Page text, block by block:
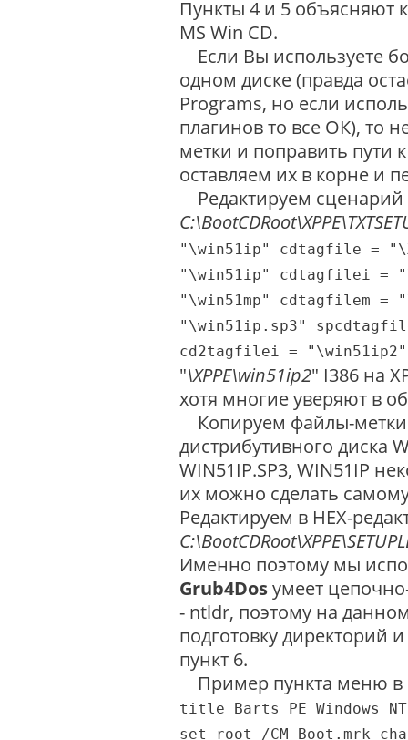
Пункты 4 и 5 объясняют
MS Win CD.
Если Вы используете
одном диске (правда
Programs, но если
плагинов то все ОК), то
метки и поправить пути
оставляем их в корне и
Редактируем сценарий
"\win51ip" cdtagfile =
"\win51ip" cdtagfilei =
"\win51mp" cdtagfilem =
"\win51ip.sp3"
cd2tagfilei =
"\XPPE\win51ip2" I386 на
хотя многие уверяют в
Копируем файлы-метки
дистрибутивного диска
WIN51IP.SP3, WIN51IP
их можно сделать
Редактируем в HEX-
Именно поэтому мы
Grub4Dosумеет
- ntldr, поэтому на
подготовку директорий
пункт 6.
Пример пункта меню в
title Barts PE Windows
set-root /CM_Boot.mrk